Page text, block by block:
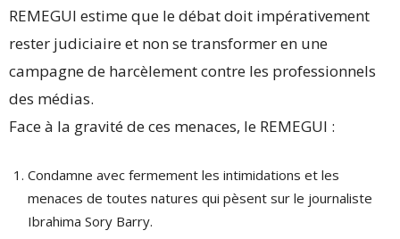
REMEGUI estime que le débat doit impérativement
rester judiciaire et non se transformer en une
campagne de harcèlement contre les professionnels
des médias.
Face à la gravité de ces menaces, le REMEGUI :
Condamne avec fermement les intimidations et les
menaces de toutes natures qui pèsent sur le journaliste
Ibrahima Sory Barry.